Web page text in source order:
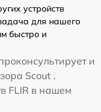
устройств
для нашего
быстро и
и
Scout .
FLIR в нашем